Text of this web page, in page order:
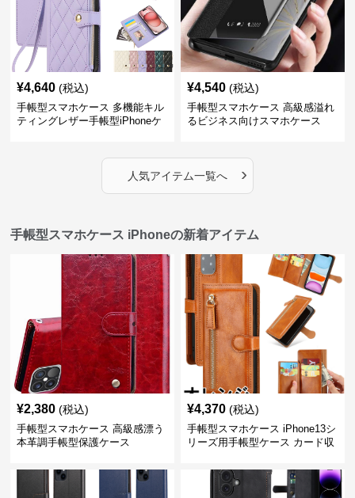
¥4,640 (税込)
手帳型スマホケース 多機能キル
ティングレザー手帳型iPhoneケ
¥4,540 (税込)
手帳型スマホケース 高級感溢れ
るビジネス向けスマホケース
人気アイテム一覧へ ›
手帳型スマホケース iPhoneの新着アイテム
¥2,380 (税込)
手帳型スマホケース 高級感漂う
本革調手帳型保護ケース
¥4,370 (税込)
手帳型スマホケース iPhone13シ
リーズ用手帳型ケース カード収